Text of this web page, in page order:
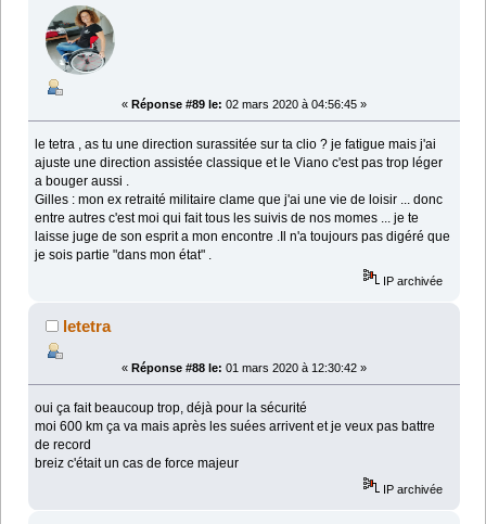
« Réponse #89 le: 02 mars 2020 à 04:56:45 »
le tetra , as tu une direction surassitée sur ta clio ? je fatigue mais j'ai
ajuste une direction assistée classique et le Viano c'est pas trop léger
a bouger aussi .
Gilles : mon ex retraité militaire clame que j'ai une vie de loisir ... donc
entre autres c'est moi qui fait tous les suivis de nos momes ... je te
laisse juge de son esprit a mon encontre .Il n'a toujours pas digéré que
je sois partie "dans mon état" .
IP archivée
letetra
« Réponse #88 le: 01 mars 2020 à 12:30:42 »
oui ça fait beaucoup trop, déjà pour la sécurité
moi 600 km ça va mais après les suées arrivent et je veux pas battre
de record
breiz c'était un cas de force majeur
IP archivée